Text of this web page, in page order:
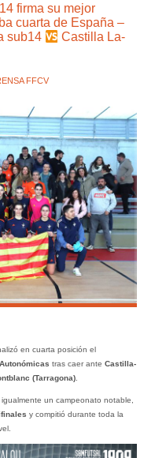
firma su mejor
cuarta de España –
sub14
Castilla La-
FFCV
en cuarta posición el
tras caer ante Castilla-
(Tarragona).
igualmente un campeonato notable,
y compitió durante toda la